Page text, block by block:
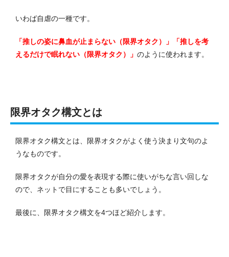
いわば自虐の一種です。
「推しの姿に鼻血が止まらない（限界オタク）」「推しを考
えるだけで眠れない（限界オタク）」 のように使われます。
限界オタク構文とは
限界オタク構文とは、限界オタクがよく使う決まり文句のよ
うなものです。
限界オタクが自分の愛を表現する際に使いがちな言い回しな
ので、ネットで目にすることも多いでしょう。
最後に、限界オタク構文を4つほど紹介します。